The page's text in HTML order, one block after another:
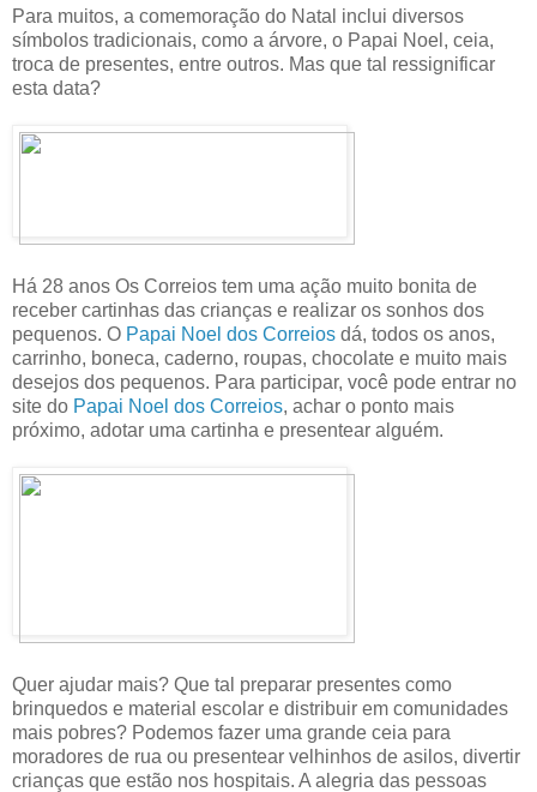
Para muitos, a comemoração do Natal inclui diversos
símbolos tradicionais, como a árvore, o Papai Noel, ceia,
troca de presentes, entre outros. Mas que tal ressignificar
esta data?
Há 28 anos Os Correios tem uma ação muito bonita de
receber cartinhas das crianças e realizar os sonhos dos
pequenos. O Papai Noel dos Correios dá, todos os anos,
carrinho, boneca, caderno, roupas, chocolate e muito mais
desejos dos pequenos. Para participar, você pode entrar no
site do Papai Noel dos Correios, achar o ponto mais
próximo, adotar uma cartinha e presentear alguém.
Quer ajudar mais? Que tal preparar presentes como
brinquedos e material escolar e distribuir em comunidades
mais pobres? Podemos fazer uma grande ceia para
moradores de rua ou presentear velhinhos de asilos, divertir
crianças que estão nos hospitais. A alegria das pessoas